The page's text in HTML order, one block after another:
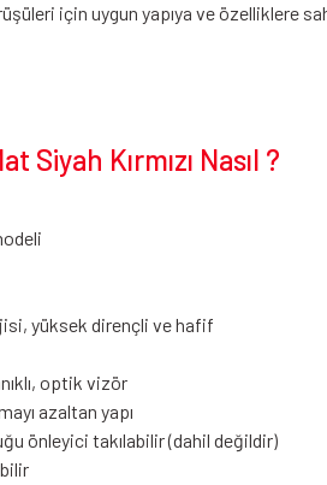
için uygun yapıya ve özelliklere
Siyah Kırmızı Nasıl ?
yüksek dirençli ve hafif
optik vizör
azaltan yapı
önleyici takılabilir (dahil değildir)